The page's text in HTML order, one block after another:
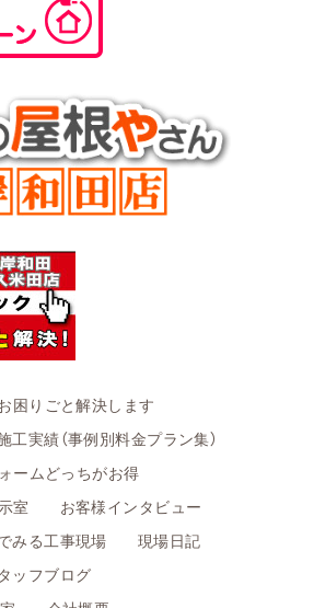
困りごと解決します
工実績（事例別料金プラン集）
ームどっちがお得
室
お客様インタビュー
みる工事現場
現場日記
ッフブログ